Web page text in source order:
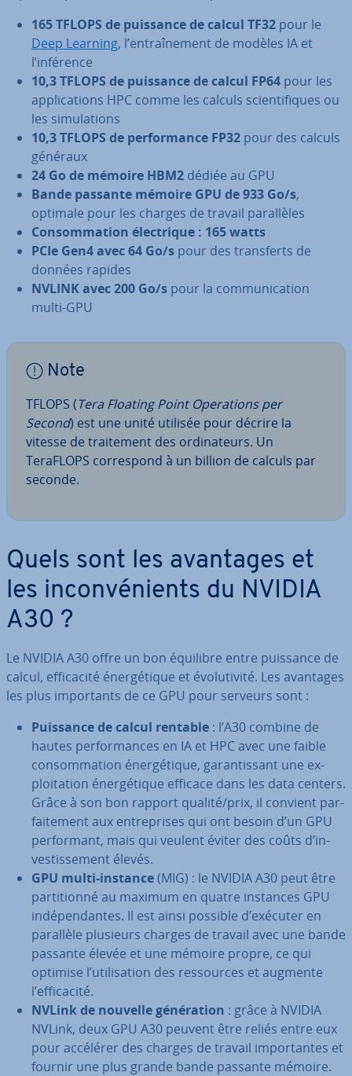
165 TFLOPS de puissance de calcul TF32 pour le
Deep Learning, l’en­traî­ne­ment de modèles IA et
l’inférence
10,3 TFLOPS de puissance de calcul FP64 pour les
ap­pli­ca­tions HPC comme les calculs scien­ti­fiques ou
les si­mu­la­tions
10,3 TFLOPS de per­for­mance FP32 pour des calculs
généraux
24 Go de mémoire HBM2 dédiée au GPU
Bande passante mémoire GPU de 933 Go/s,
optimale pour les charges de travail pa­ral­lèles
Con­som­ma­tion élec­trique : 165 watts
PCIe Gen4 avec 64 Go/s pour des trans­ferts de
données rapides
NVLINK avec 200 Go/s pour la com­mu­ni­ca­tion
multi-GPU
Note
TFLOPS (Tera Floating Point Ope­ra­tions per
Second) est une unité utilisée pour décrire la
vitesse de trai­te­ment des or­di­na­teurs. Un
TeraFLOPS cor­res­pond à un billion de calculs par
seconde.
Quels sont les avantages et
les in­con­vé­nients du NVIDIA
A30 ?
Le NVIDIA A30 offre un bon équilibre entre puissance de
calcul, ef­fi­ca­cité éner­gé­tique et évo­lu­ti­vité. Les avantages
les plus im­por­tants de ce GPU pour serveurs sont :
Puissance de calcul rentable : l’A30 combine de
hautes per­for­mances en IA et HPC avec une faible
con­som­ma­tion éner­gé­tique, ga­ran­tis­sant une ex­
ploi­ta­tion éner­gé­tique efficace dans les data centers.
Grâce à son bon rapport qualité/prix, il convient par­
fai­te­ment aux en­tre­prises qui ont besoin d’un GPU
per­for­mant, mais qui veulent éviter des coûts d’in­
ves­tis­se­ment élevés.
GPU multi-instance(MIG) : le NVIDIA A30 peut être
par­ti­tionné au maximum en quatre instances GPU
in­dé­pen­dantes. Il est ainsi possible d’exécuter en
parallèle plusieurs charges de travail avec une bande
passante élevée et une mémoire propre, ce qui
optimise l’uti­li­sa­tion des res­sources et augmente
l’ef­fi­ca­cité.
NVLink de nouvelle gé­né­ra­tion : grâce à NVIDIA
NVLink, deux GPU A30 peuvent être reliés entre eux
pour accélérer des charges de travail im­por­tantes et
fournir une plus grande bande passante mémoire.